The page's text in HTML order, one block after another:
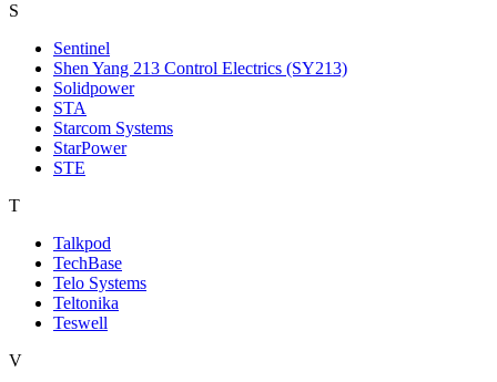
S
Sentinel
Shen Yang 213 Control Electrics (SY213)
Solidpower
STA
Starcom Systems
StarPower
STE
T
Talkpod
TechBase
Telo Systems
Teltonika
Teswell
V